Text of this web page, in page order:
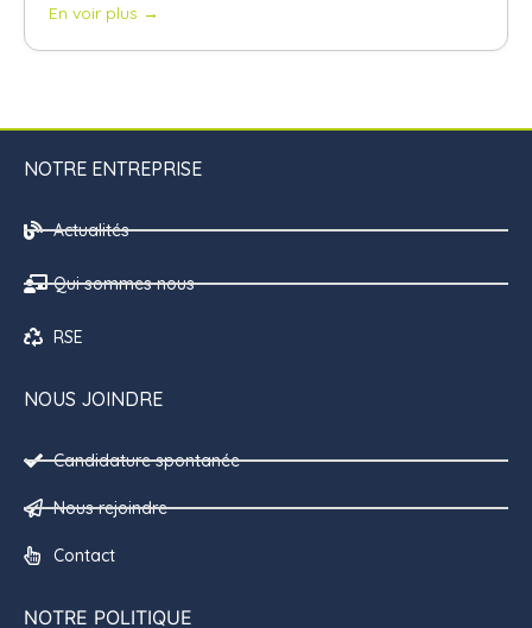
En voir plus
NOTRE ENTREPRISE
Actualités
Qui sommes nous
RSE
NOUS JOINDRE
Candidature spontanée
Nous rejoindre
Contact
NOTRE POLITIQUE